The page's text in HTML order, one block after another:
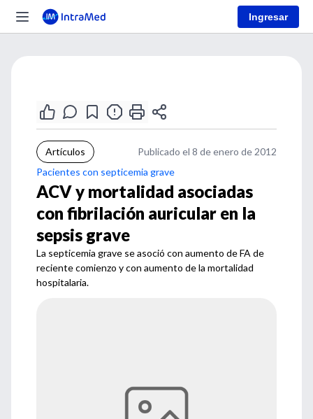
Ingresar
Artículos
Publicado el 8 de enero de 2012
Pacientes con septicemia grave
ACV y mortalidad asociadas
con fibrilación auricular en la
sepsis grave
La septicemia grave se asoció con aumento de FA de
reciente comienzo y con aumento de la mortalidad
hospitalaria.